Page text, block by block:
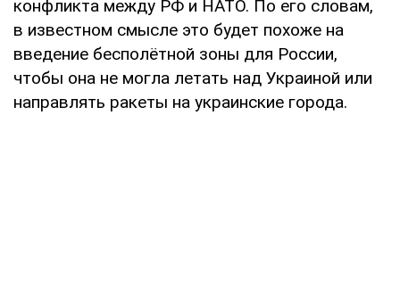
конфликта между РФ и НАТО. По его словам,
в известном смысле это будет похоже на
введение бесполётной зоны для России,
чтобы она не могла летать над Украиной или
направлять ракеты на украинские города.